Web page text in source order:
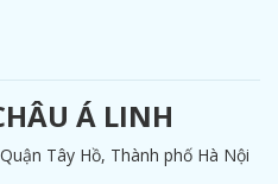
Á LINH
Tây Hồ, Thành phố Hà Nội